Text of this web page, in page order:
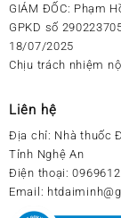
GIÁM ĐỐC: Phạm
GPKD số
18/07/2025
Chịu trách nhiệm
Liên hệ
Địa chỉ: Nhà thuốc
Tỉnh Nghệ An
Điện thoại:
Email: